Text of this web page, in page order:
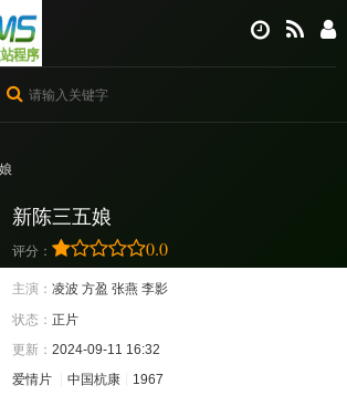
新陈三五娘
评分： 0.0
主演： 凌波 方盈 张燕 李影
状态： 正片
更新： 2024-09-11 16:32
爱情片
中国杭康 1967